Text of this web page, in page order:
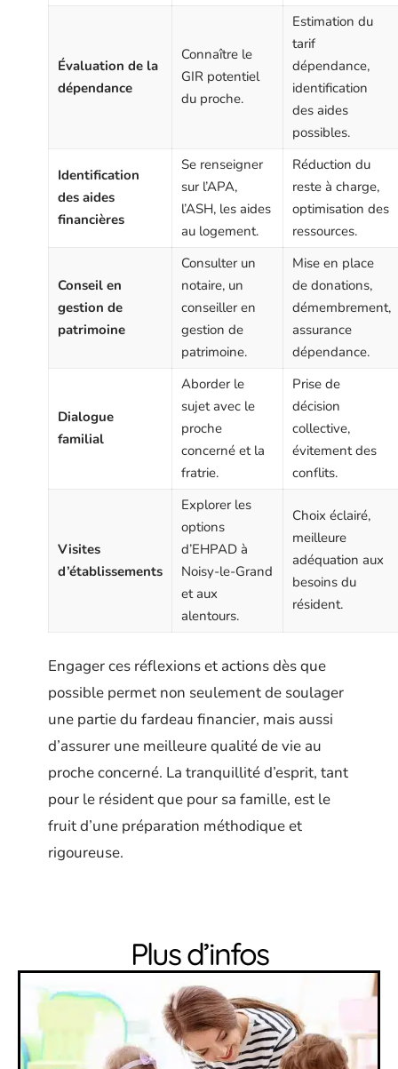
Évaluation de la
dépendance
Connaître le
GIR potentiel
du proche.
Estimation du
tarif
dépendance,
identification
des aides
possibles.
Identification
des aides
financières
Se renseigner
sur l’APA,
l’ASH, les aides
au logement.
Réduction du
reste à charge,
optimisation des
ressources.
Conseil en
gestion de
patrimoine
Consulter un
notaire, un
conseiller en
gestion de
patrimoine.
Mise en place
de donations,
démembrement,
assurance
dépendance.
Dialogue
familial
Aborder le
sujet avec le
proche
concerné et la
fratrie.
Prise de
décision
collective,
évitement des
conflits.
Visites
d’établissements
Explorer les
options
d’EHPAD à
Noisy-le-Grand
et aux
alentours.
Choix éclairé,
meilleure
adéquation aux
besoins du
résident.
Engager ces réflexions et actions dès que
possible permet non seulement de soulager
une partie du fardeau financier, mais aussi
d’assurer une meilleure qualité de vie au
proche concerné. La tranquillité d’esprit, tant
pour le résident que pour sa famille, est le
fruit d’une préparation méthodique et
rigoureuse.
Plus d’infos